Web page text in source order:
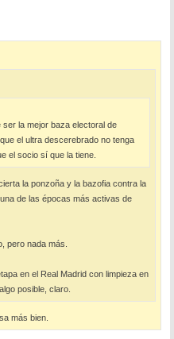
ser la mejor baza electoral de
el ultra descerebrado no tenga
el socio sí que la tiene.
la ponzoña y la bazofia contra la
de las épocas más activas de
pero nada más.
en el Real Madrid con limpieza en
posible, claro.
más bien.